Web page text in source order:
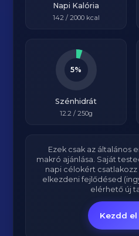
Napi Kalória
142 / 2000kcal
5%
Szénhidrát
12.2 / 250g
Ezek csak az általános
makró ajánlása. Saját
napi célokért
elkezdeni fejlődésed
elérhető új
Kezdd el